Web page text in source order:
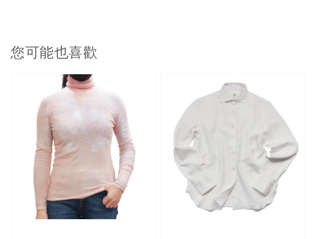
您可能也喜歡